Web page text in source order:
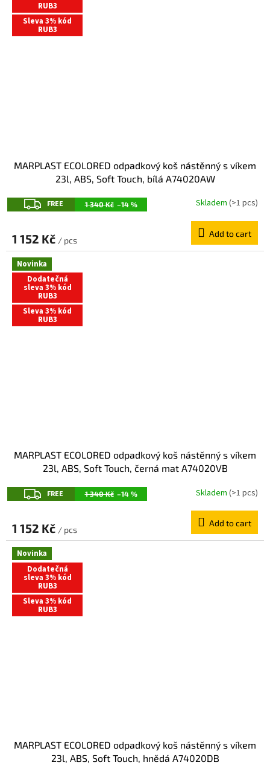
RUB3
Sleva 3% kód
RUB3
F
E
E
FREE 1 340 Kč –14 %
MARPLAST ECOLORED odpadkový koš nástěnný s víkem
23l, ABS, Soft Touch, bílá A74020AW
Skladem (>1 pcs)
1 152 Kč / pcs
Add to cart
Novinka
Dodatečná
sleva 3% kód
RUB3
Sleva 3% kód
RUB3
F
E
E
FREE 1 340 Kč –14 %
MARPLAST ECOLORED odpadkový koš nástěnný s víkem
23l, ABS, Soft Touch, černá mat A74020VB
Skladem (>1 pcs)
1 152 Kč / pcs
Add to cart
Novinka
Dodatečná
sleva 3% kód
RUB3
Sleva 3% kód
RUB3
MARPLAST ECOLORED odpadkový koš nástěnný s víkem
23l, ABS, Soft Touch, hnědá A74020DB